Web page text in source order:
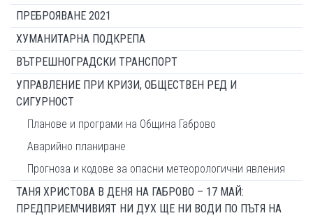
ПРЕБРОЯВАНЕ 2021
ХУМАНИТАРНА ПОДКРЕПА
ВЪТРЕШНОГРАДСКИ ТРАНСПОРТ
УПРАВЛЕНИЕ ПРИ КРИЗИ, ОБЩЕСТВЕН РЕД И
СИГУРНОСТ
Планове и програми на Община Габрово
Аварийно планиране
Прогноза и кодове за опасни метеорологични явления
ТАНЯ ХРИСТОВА В ДЕНЯ НА ГАБРОВО – 17 МАЙ:
ПРЕДПРИЕМЧИВИЯТ НИ ДУХ ЩЕ НИ ВОДИ ПО ПЪТЯ НА